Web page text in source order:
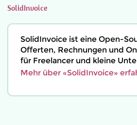
SolidInvoice
SolidInvoice ist eine Open-
Offerten, Rechnungen und
für Freelancer und kleine
Mehr über «SolidInvoice»